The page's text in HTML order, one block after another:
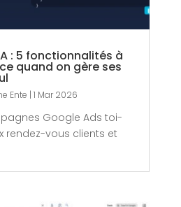
: 5 fonctionnalités à
quand on gère ses
Ente | 1 Mar 2026
Google Ads toi-
rendez-vous clients et